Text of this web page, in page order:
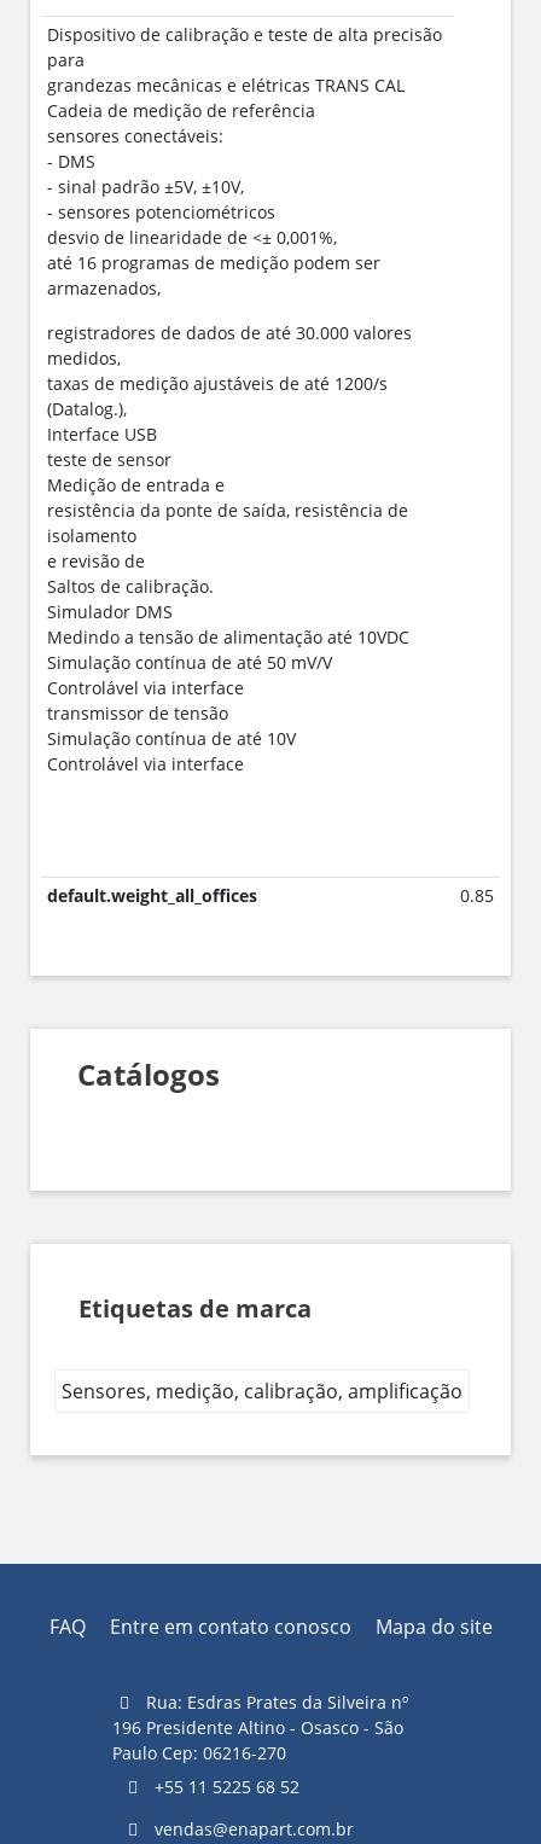
Dispositivo de calibração e teste de alta precisão
para
grandezas mecânicas e elétricas TRANS CAL
Cadeia de medição de referência
sensores conectáveis:
- DMS
- sinal padrão ±5V, ±10V,
- sensores potenciométricos
desvio de linearidade de <± 0,001%,
até 16 programas de medição podem ser
armazenados,
registradores de dados de até 30.000 valores
medidos,
taxas de medição ajustáveis de até 1200/s
(Datalog.),
Interface USB
teste de sensor
Medição de entrada e
resistência da ponte de saída, resistência de
isolamento
e revisão de
Saltos de calibração.
Simulador DMS
Medindo a tensão de alimentação até 10VDC
Simulação contínua de até 50 mV/V
Controlável via interface
transmissor de tensão
Simulação contínua de até 10V
Controlável via interface
default.weight_all_offices 0.85
Catálogos
Etiquetas de marca
Sensores, medição, calibração, amplificação
FAQ Entre em contato conosco Mapa do site
Rua: Esdras Prates da Silveira nº
196 Presidente Altino - Osasco - São
Paulo Cep: 06216-270
+55 11 5225 68 52
vendas@enapart.com.br